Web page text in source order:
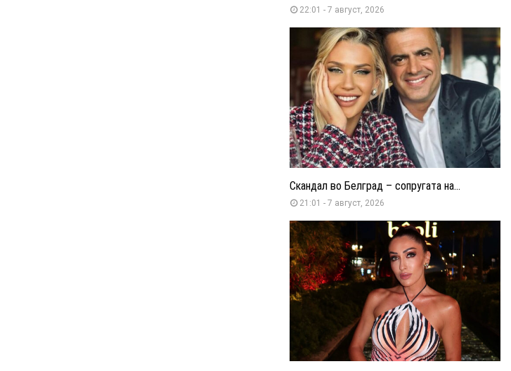
22:01 - 7 август, 2026
Скандал во Белград – сопругата на...
21:01 - 7 август, 2026